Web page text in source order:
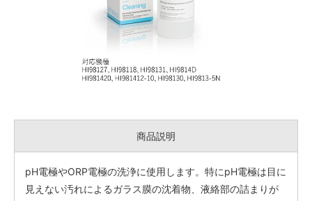
商品説明
pH電極やORP電極の洗浄に使用します。特にpH電極は目に
見えない汚れによるガラス膜の沈着物、液絡部の詰まりが